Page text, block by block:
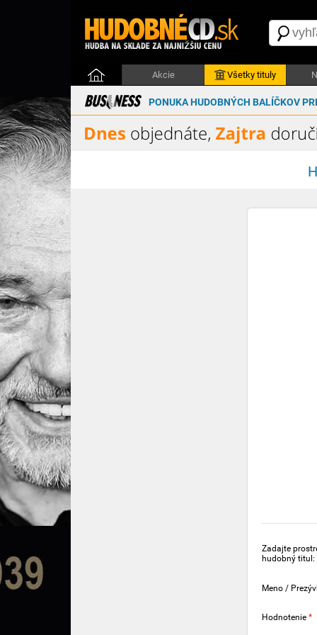
Akcie Všetky tituly
PONUKA HUDOBNÝCH BALÍČKOV
Zadajte
hudobný titul:
Meno /
Hodnotenie *